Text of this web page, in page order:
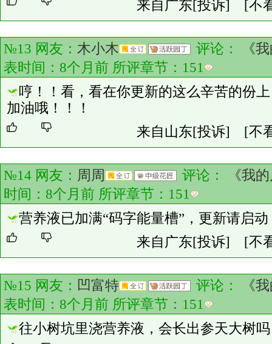
来自广东[投诉] [不
№13 网友： 木小木 评论：
《
表时间：8个月前 所评章节： 151
哼！！看，看在你更新的这么辛苦的份
加油哦！！！
来自山东[投诉] [不
№14 网友： 周周 评论：
《我
时间：8个月前 所评章节： 151
营养液已加满“码字能量槽”，更新请启动
来自广东[投诉] [不
№15 网友： 凹富特 评论：
《
表时间：8个月前 所评章节： 151
往小树坑里浇营养液，会长出参天大树